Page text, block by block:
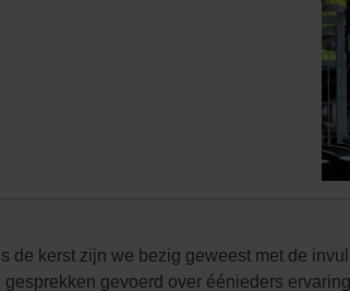
de kerst zijn we bezig geweest met de
gevoerd over éénieders